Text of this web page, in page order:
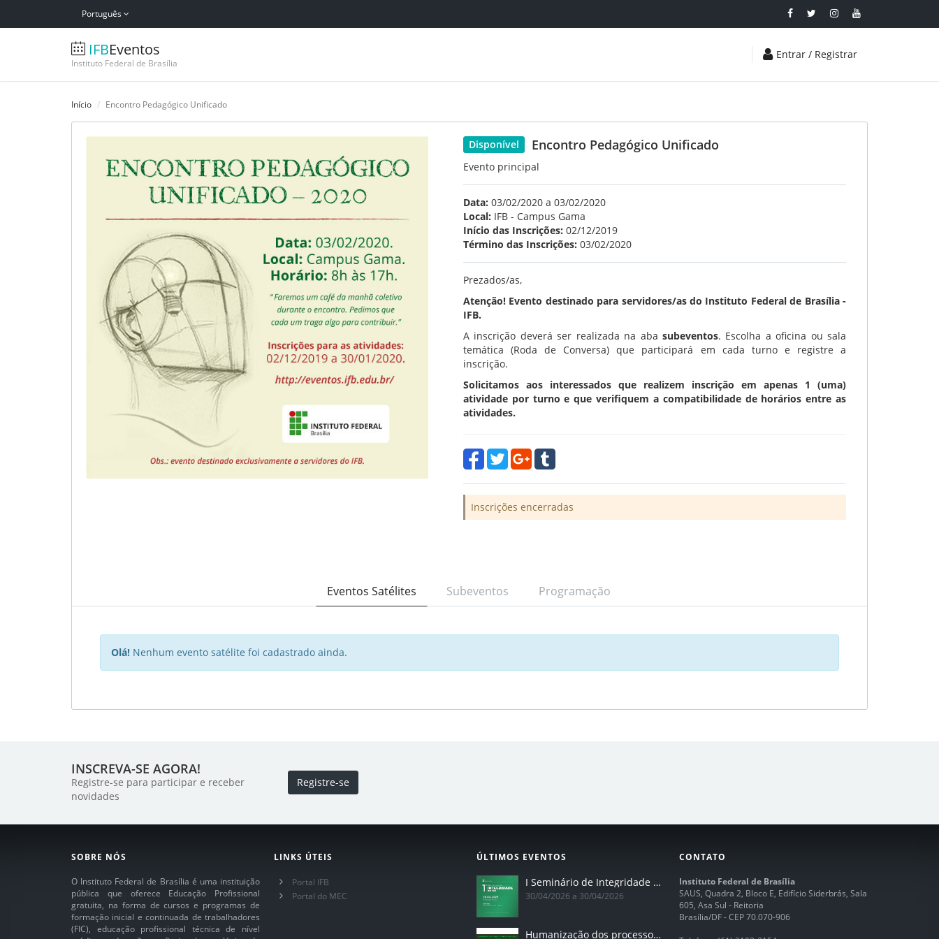
Português
IFBEventos
Instituto Federal de Brasília
Entrar / Registrar
Início Encontro Pedagógico Unificado
Disponível Encontro Pedagógico Unificado
Evento principal
Data: 03/02/2020 a 03/02/2020
Local: IFB - Campus Gama
Início das Inscrições: 02/12/2019
Término das Inscrições: 03/02/2020
Prezados/as,
Atenção! Evento destinado para servidores/as do Instituto Federal de Brasília -
IFB.
A inscrição deverá ser realizada na aba subeventos. Escolha a oficina ou sala
temática (Roda de Conversa) que participará em cada turno e registre a
inscrição.
Solicitamos aos interessados que realizem inscrição em apenas 1 (uma)
atividade por turno e que verifiquem a compatibilidade de horários entre as
atividades.
Inscrições encerradas
Eventos Satélites Subeventos Programação
Olá! Nenhum evento satélite foi cadastrado ainda.
INSCREVA-SE AGORA!
Registre-se para participar e receber
novidades
Registre-se
SOBRE NÓS
O Instituto Federal de Brasília é uma instituição
pública que oferece Educação Profissional
gratuita, na forma de cursos e programas de
formação inicial e continuada de trabalhadores
(FIC), educação profissional técnica de nível
LINKS ÚTEIS
Portal IFB
Portal do MEC
ÚLTIMOS EVENTOS
I Seminário de Integridade do IFB
30/04/2026 a 30/04/2026
Humanização dos processos de trabalhos em tempos de IA
CONTATO
Instituto Federal de Brasília
SAUS, Quadra 2, Bloco E, Edifício Siderbrás, Sala
605, Asa Sul - Reitoria
Brasília/DF - CEP 70.070-906